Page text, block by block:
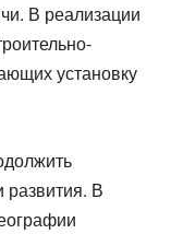
В реализации
установку
развития. В